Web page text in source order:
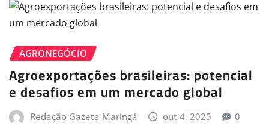
AGRONEGÓCIO
Agroexportações brasileiras: potencial
e desafios em um mercado global
Redação Gazeta Maringá out 4, 2025 0